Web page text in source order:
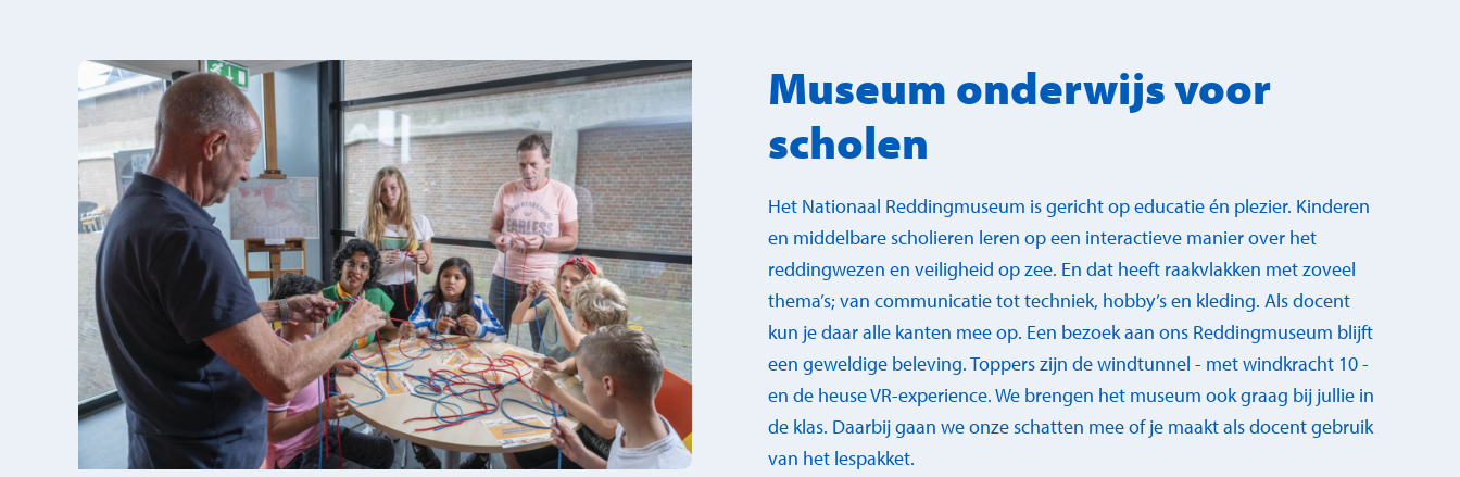
Museum onderwijs voor
scholen
Het Nationaal Reddingmuseum is gericht op educatie én plezier. Kinderen
en middelbare scholieren leren op een interactieve manier over het
reddingwezen en veiligheid op zee. En dat heeft raakvlakken met zoveel
thema’s; van communicatie tot techniek, hobby’s en kleding. Als docent
kun je daar alle kanten mee op. Een bezoek aan ons Reddingmuseum blijft
een geweldige beleving. Toppers zijn de windtunnel - met windkracht 10 -
en de heuse VR-experience. We brengen het museum ook graag bij jullie in
de klas. Daarbij gaan we onze schatten mee of je maakt als docent gebruik
van het lespakket.